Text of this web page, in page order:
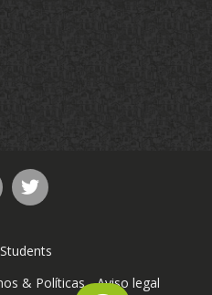
& Políticas-Aviso legal